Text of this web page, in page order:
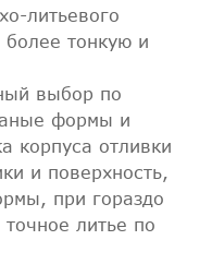
литьевого
тонкую и
выбор по
формы и
корпуса отливки
и поверхность,
при гораздо
литье по